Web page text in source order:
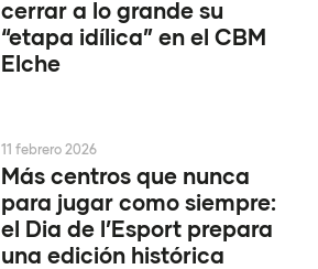
cerrar a lo grande su
“etapa idílica” en el CBM
Elche
Más centros que nunca
para jugar como siempre:
el Dia de l’Esport prepara
una edición histórica
11 febrero 2026